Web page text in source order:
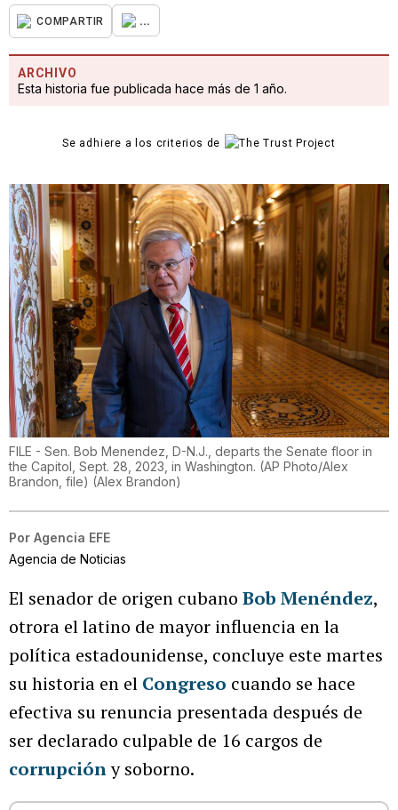
COMPARTIR ...
ARCHIVO
Esta historia fue publicada hace más de 1 año.
Se adhiere a los criterios de
FILE - Sen. Bob Menendez, D-N.J., departs the Senate floor in
the Capitol, Sept. 28, 2023, in Washington. (AP Photo/Alex
Brandon, file) (Alex Brandon)
Por Agencia EFE
Agencia de Noticias
El senador de origen cubano Bob Menéndez,
otrora el latino de mayor influencia en la
política estadounidense, concluye este martes
su historia en el Congreso cuando se hace
efectiva su renuncia presentada después de
ser declarado culpable de 16 cargos de
corrupcióny soborno.